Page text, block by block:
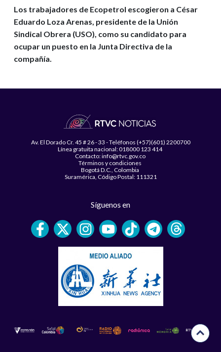
Los trabajadores de Ecopetrol escogieron a César
Eduardo Loza Arenas, presidente de la Unión
Sindical Obrera (USO), como su candidato para
ocupar un puesto en la Junta Directiva de la
compañía.
Av. El Dorado Cr. 45 # 26 - 33 - Teléfonos (+57)(601) 2200700
Línea gratuita nacional: 018000 123 414
Contacto: info@rtvc.gov.co
Términos y condiciones
Bogotá D.C., Colombia
Suramérica, Código Postal: 111321
Síguenos en